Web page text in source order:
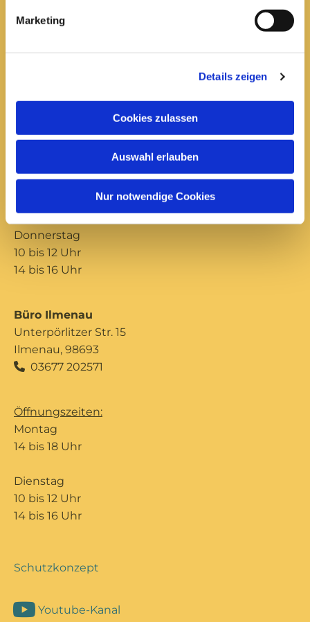
Marketing
Details zeigen
Cookies zulassen
Auswahl erlauben
Nur notwendige Cookies
Büro Arnstadt
03628 602285
10 bis 12 Uhr
Donnerstag
10 bis 12 Uhr
14 bis 16 Uhr
Büro Ilmenau
Unterpörlitzer Str. 15
Ilmenau, 98693
 03677 202571
Öffnungszeiten:
Montag
14 bis 18 Uhr
Dienstag
10 bis 12 Uhr
14 bis 16 Uhr
Schutzkonzept
Youtube-Kanal